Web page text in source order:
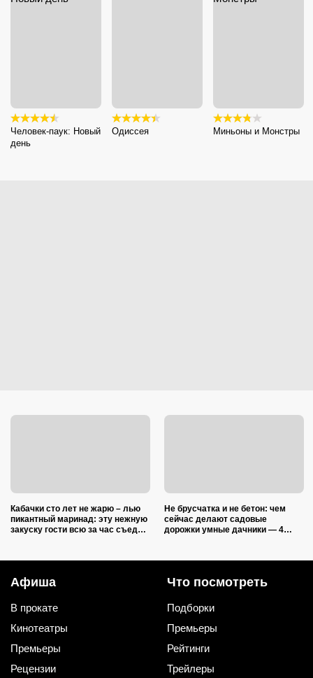
Человек-паук: Новый
день
Одиссея Миньоны и Монстры
Кабачки сто лет не жарю – лью
пикантный маринад: эту нежную
закуску гости всю за час съедят
Не брусчатка и не бетон: чем
сейчас делают садовые
дорожки умные дачники — 4
Афиша
В прокате
Кинотеатры
Премьеры
Рецензии
Что посмотреть
Подборки
Премьеры
Рейтинги
Трейлеры